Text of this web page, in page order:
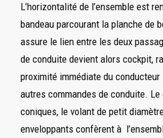
L’horizontalité de l’ensemble est
bandeau parcourant la planche de
assure le lien entre les deux
de conduite devient alors cockpit,
proximité immédiate du
autres commandes de conduite.
coniques, le volant de petit
enveloppants confèrent à